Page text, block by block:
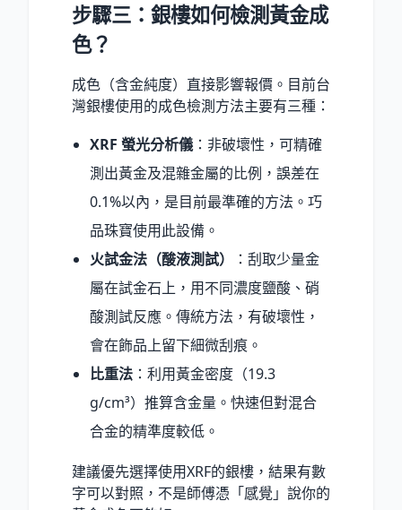
步驟三：銀樓如何檢測黃金成
色？
成色（含金純度）直接影響報價。目前台
灣銀樓使用的成色檢測方法主要有三種：
XRF 螢光分析儀：非破壞性，可精確
測出黃金及混雜金屬的比例，誤差在
0.1%以內，是目前最準確的方法。巧
品珠寶使用此設備。
火試金法（酸液測試）
：刮取少量金
屬在試金石上，用不同濃度鹽酸、硝
酸測試反應。傳統方法，有破壞性，
會在飾品上留下細微刮痕。
比重法 ：利用黃金密度（19.3
g/cm³）推算含金量。快速但對混合
合金的精準度較低。
建議優先選擇使用XRF的銀樓，結果有數
字可以對照，不是師傅憑「感覺」說你的